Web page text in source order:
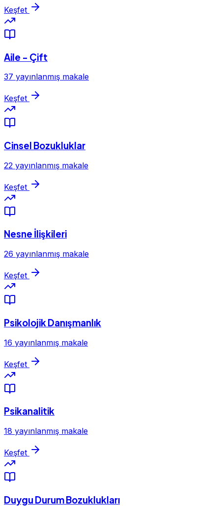
Keşfet
Aile - Çift
37 yayınlanmış makale
Keşfet
Cinsel Bozukluklar
22 yayınlanmış makale
Keşfet
Nesne İlişkileri
26 yayınlanmış makale
Keşfet
Psikolojik Danışmanlık
16 yayınlanmış makale
Keşfet
Psikanalitik
18 yayınlanmış makale
Keşfet
Duygu Durum Bozuklukları